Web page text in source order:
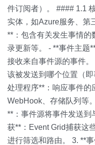
件订阅者）。 #### 1.1
实体，如Azure服务、第
**：包含有关发生事情的
录更新等。 - **事件主题
接收来自事件源的事件
该被发送到哪个位置（
处理程序**：响应事件的
WebHook、存储队列等
**：事件源将事件发送到
获**：Event Grid捕获这
进行筛选和路由。 3. **